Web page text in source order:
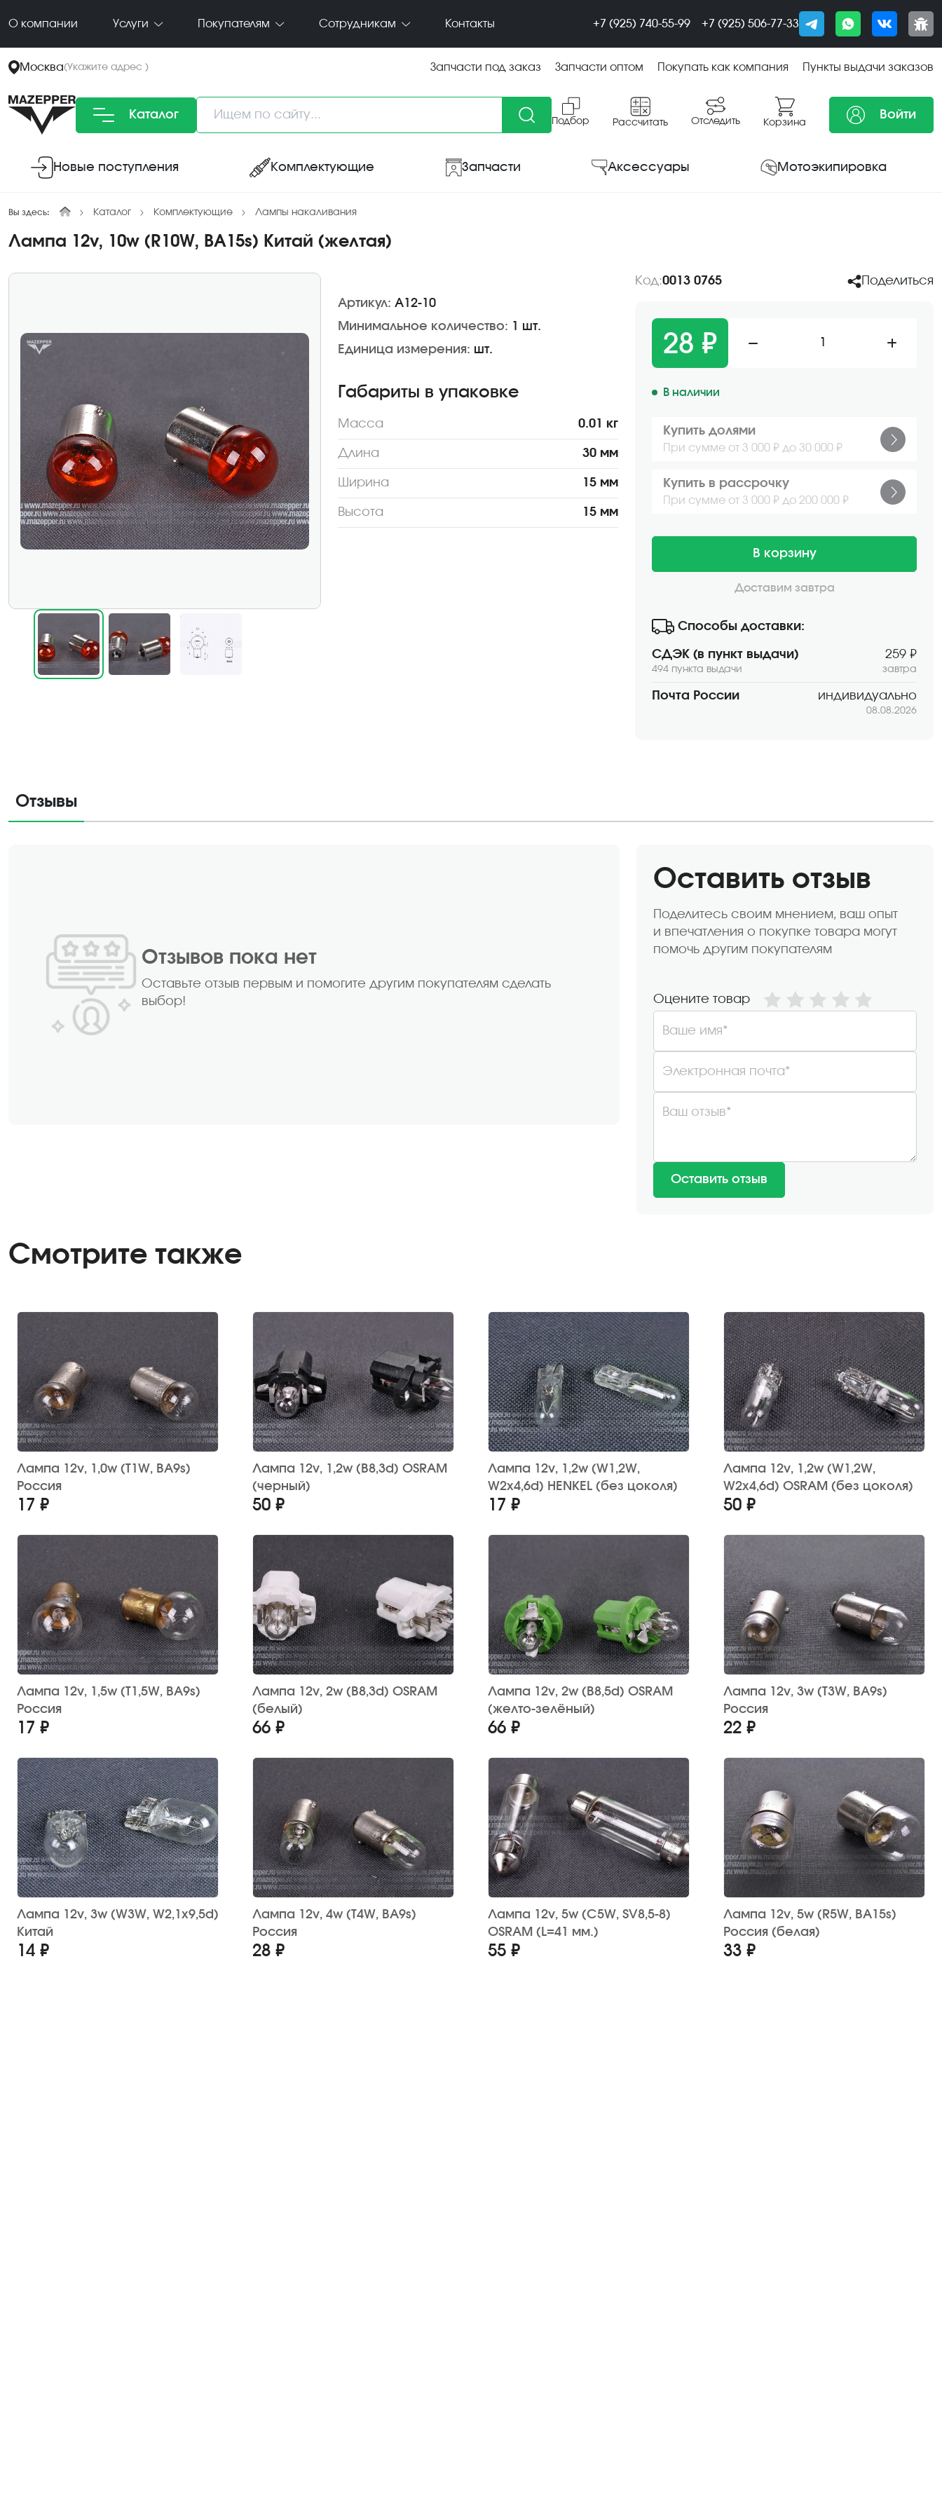
О компании Услуги Покупателям Сотрудникам Контакты +7 (925) 740-55-99 +7 (925) 506-77-33
Москва(Укажите адрес ) Запчасти под заказ Запчасти оптом Покупать как компания Пункты выдачи заказов
Каталог
Подбор Рассчитать Отследить Корзина
Войти
Новые поступления Комплектующие Запчасти Аксессуары Мотоэкипировка
Вы здесь: Каталог Комплектующие Лампы накаливания
Лампа 12v, 10w (R10W, BA15s) Китай (желтая)
Артикул: А12-10
Минимальное количество: 1 шт.
Единица измерения: шт.
Габариты в упаковке
Масса 0.01 кг
Длина 30 мм
Ширина 15 мм
Высота 15 мм
Код:0013 0765 Поделиться
28 ₽ 1
В наличии
Купить долями
При сумме от 3 000 ₽ до 30 000 ₽
Купить в рассрочку
При сумме от 3 000 ₽ до 200 000 ₽
В корзину
Доставим завтра
Способы доставки:
СДЭК (в пункт выдачи)
494 пункта выдачи
259 ₽
завтра
Почта России индивидуально
08.08.2026
Отзывы
Отзывов пока нет
Оставьте отзыв первым и помогите другим покупателям сделать
выбор!
Оставить отзыв
Поделитесь своим мнением, ваш опыт
и впечатления о покупке товара могут
помочь другим покупателям
Оцените товар
Ваше имя*
Электронная почта*
Ваш отзыв*
Оставить отзыв
Смотрите также
Лампа 12v, 1,0w (T1W, BA9s)
Россия
17 ₽
Лампа 12v, 1,2w (B8,3d) OSRAM
(черный)
50 ₽
Лампа 12v, 1,2w (W1,2W,
W2x4,6d) HENKEL (без цоколя)
17 ₽
Лампа 12v, 1,2w (W1,2W,
W2x4,6d) OSRAM (без цоколя)
50 ₽
Лампа 12v, 1,5w (T1,5W, BA9s)
Россия
17 ₽
Лампа 12v, 2w (B8,3d) OSRAM
(белый)
66 ₽
Лампа 12v, 2w (B8,5d) OSRAM
(желто-зелёный)
66 ₽
Лампа 12v, 3w (T3W, BA9s)
Россия
22 ₽
Лампа 12v, 3w (W3W, W2,1x9,5d)
Китай
14 ₽
Лампа 12v, 4w (T4W, BA9s)
Россия
28 ₽
Лампа 12v, 5w (C5W, SV8,5-8)
OSRAM (L=41 мм.)
55 ₽
Лампа 12v, 5w (R5W, BA15s)
Россия (белая)
33 ₽